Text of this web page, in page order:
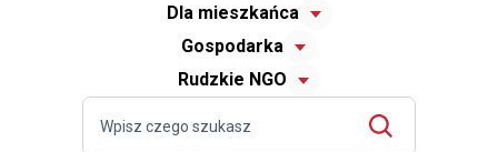
Dla mieszkańca
Gospodarka
Rudzkie NGO